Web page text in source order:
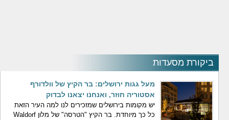
ביקורת מסעדות
מעל גגות ירושלים: בר הקיץ של וולדורף
אסטוריה חוזר, ואנחנו יצאנו לבדוק
יש מקומות בירושלים שמזכירים לנו למה העיר הזאת
כל כך מיוחדת. בר הקיץ "הטרסה" של מלון Waldorf